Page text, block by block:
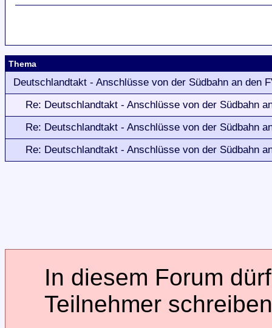
Thema
Deutschlandtakt - Anschlüsse von der Südbahn an den
Re: Deutschlandtakt - Anschlüsse von der Südbahn
Re: Deutschlandtakt - Anschlüsse von der Südbahn
Re: Deutschlandtakt - Anschlüsse von der Südbahn
In diesem Forum
Teilnehmer